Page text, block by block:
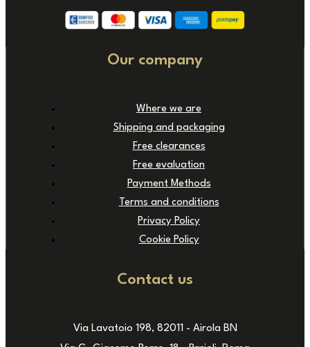
Our company
Where we are
Shipping and packaging
Free clearances
Free evaluation
Payment Methods
Terms and conditions
Privacy Policy
Cookie Policy
Contact us
Via Lavatoio 198, 82011 - Airola BN